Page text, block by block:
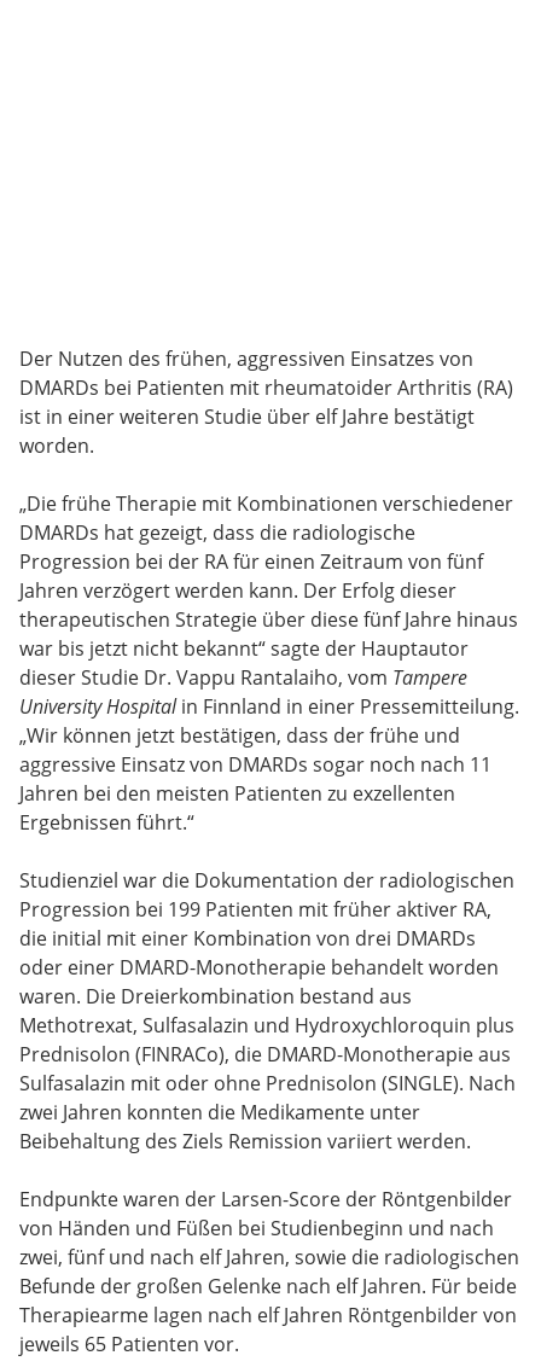
Der Nutzen des frühen, aggressiven Einsatzes von
DMARDs bei Patienten mit rheumatoider Arthritis (RA)
ist in einer weiteren Studie über elf Jahre bestätigt
worden.
„Die frühe Therapie mit Kombinationen verschiedener
DMARDs hat gezeigt, dass die radiologische
Progression bei der RA für einen Zeitraum von fünf
Jahren verzögert werden kann. Der Erfolg dieser
therapeutischen Strategie über diese fünf Jahre hinaus
war bis jetzt nicht bekannt“ sagte der Hauptautor
dieser Studie Dr. Vappu Rantalaiho, vom Tampere
University Hospitalin Finnland in einer Pressemitteilung.
„Wir können jetzt bestätigen, dass der frühe und
aggressive Einsatz von DMARDs sogar noch nach 11
Jahren bei den meisten Patienten zu exzellenten
Ergebnissen führt.“
Studienziel war die Dokumentation der radiologischen
Progression bei 199 Patienten mit früher aktiver RA,
die initial mit einer Kombination von drei DMARDs
oder einer DMARD-Monotherapie behandelt worden
waren. Die Dreierkombination bestand aus
Methotrexat, Sulfasalazin und Hydroxychloroquin plus
Prednisolon (FINRACo), die DMARD-Monotherapie aus
Sulfasalazin mit oder ohne Prednisolon (SINGLE). Nach
zwei Jahren konnten die Medikamente unter
Beibehaltung des Ziels Remission variiert werden.
Endpunkte waren der Larsen-Score der Röntgenbilder
von Händen und Füßen bei Studienbeginn und nach
zwei, fünf und nach elf Jahren, sowie die radiologischen
Befunde der großen Gelenke nach elf Jahren. Für beide
Therapiearme lagen nach elf Jahren Röntgenbilder von
jeweils 65 Patienten vor.